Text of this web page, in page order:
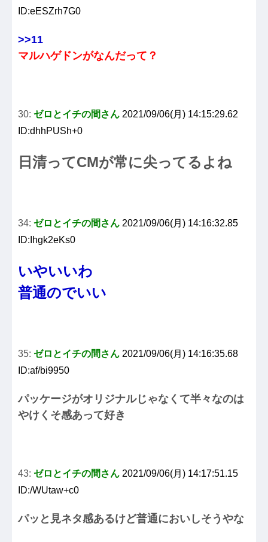
ID:eESZrh7G0
>>11
マルハゲドンがなんだって？
30: ゼロとイチの間さん 2021/09/06(月) 14:15:29.62
ID:dhhPUSh+0
日清ってCMが常に尖ってるよね
34: ゼロとイチの間さん 2021/09/06(月) 14:16:32.85
ID:Ihgk2eKs0
いやいいわ
普通のでいい
35: ゼロとイチの間さん 2021/09/06(月) 14:16:35.68
ID:af/bi9950
パッケージがオリジナルじゃなくて半々なのは
やけくそ感あって好き
43: ゼロとイチの間さん 2021/09/06(月) 14:17:51.15
ID:/WUtaw+c0
パッと見ネタ感あるけど普通においしそうやな